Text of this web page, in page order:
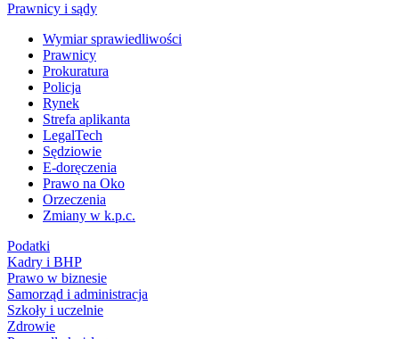
Prawnicy i sądy
Wymiar sprawiedliwości
Prawnicy
Prokuratura
Policja
Rynek
Strefa aplikanta
LegalTech
Sędziowie
E-doręczenia
Prawo na Oko
Orzeczenia
Zmiany w k.p.c.
Podatki
Kadry i BHP
Prawo w biznesie
Samorząd i administracja
Szkoły i uczelnie
Zdrowie